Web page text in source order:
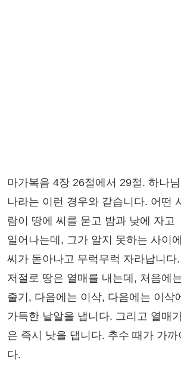
마가복음 4장 26절에서 29절. 하나님
나라는 이런 경우와 같습니다. 어떤
람이 땅에 씨를 묻고 밤과 낮에 자고
일어나는데, 그가 알지 못하는 사이에
씨가 돋아나고 무럭무럭 자라납니다.
저절로 땅은 열매를 내는데, 처음에
줄기, 다음에는 이삭, 다음에는 이삭에
가득한 낱알을 냅니다. 그리고 열매
은 즉시 낫을 댑니다. 추수 때가 가까
다.